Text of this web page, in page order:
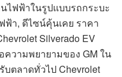
ไฟฟ้าในรูปแบบรถกระบะ
ฟ้า, ดีไซน์คุ้นเคย ราคา
Silverado EV
ความพยายามของ GM ใน
ตลาดทั่วไป Chevrolet